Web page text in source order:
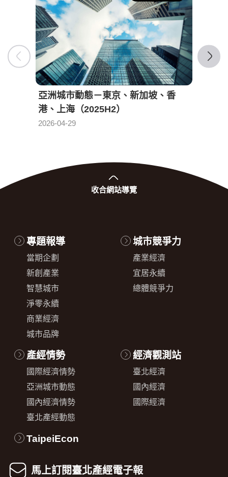
亞洲城市動態－東京、新加坡、香
港、上海（2025H2）
2026-04-29
發布日期：
收合網站導覽
專題報導
當期企劃
新創產業
智慧城市
淨零永續
商業經濟
城市品牌
城市競爭力
產業經濟
宜居永續
總體競爭力
產經情勢
國際經濟情勢
亞洲城市動態
國內經濟情勢
臺北產經動態
經濟觀測站
臺北經濟
國內經濟
國際經濟
TaipeiEcon
馬上訂閱臺北產經電子報